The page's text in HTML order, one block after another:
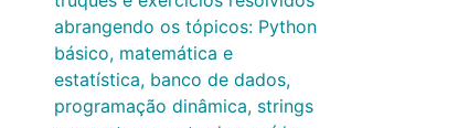
abrangendo os tópicos: Python
básico, matemática e
estatística, banco de dados,
programação dinâmica, strings